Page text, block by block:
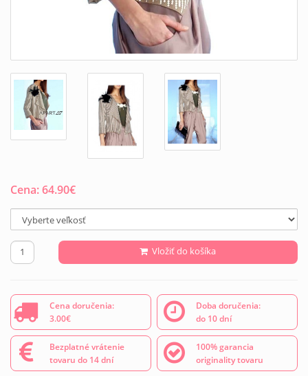
Cena:64.90€
Vložiť do košíka
Cena doručenia:
3.00€
Doba doručenia:
do 10 dní
Bezplatné vrátenie
tovaru do 14 dní
100% garancia
originality tovaru